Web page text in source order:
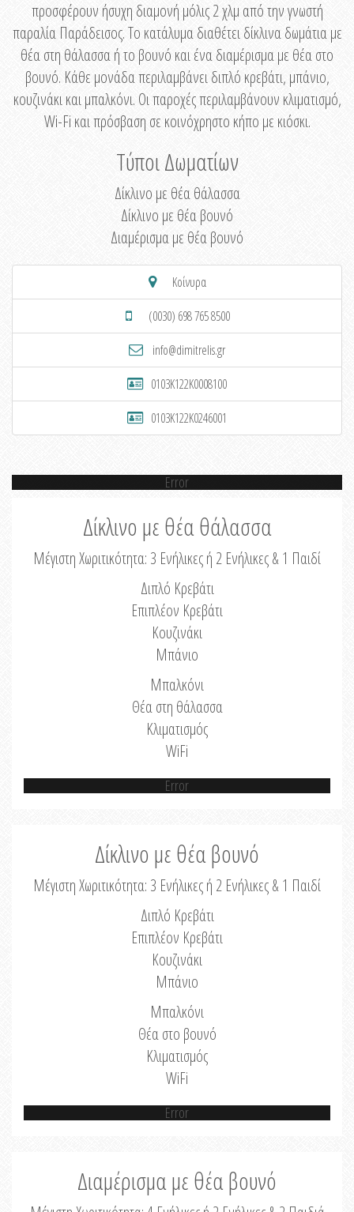
προσφέρουν ήσυχη διαμονή μόλις 2 χλμ από την γνωστή
παραλία Παράδεισος. Το κατάλυμα διαθέτει δίκλινα δωμάτια με
θέα στη θάλασσα ή το βουνό και ένα διαμέρισμα με θέα στο
βουνό. Κάθε μονάδα περιλαμβάνει διπλό κρεβάτι, μπάνιο,
κουζινάκι και μπαλκόνι. Οι παροχές περιλαμβάνουν κλιματισμό,
Wi-Fi και πρόσβαση σε κοινόχρηστο κήπο με κιόσκι.
Τύποι Δωματίων
Δίκλινο με θέα θάλασσα
Δίκλινο με θέα βουνό
Διαμέρισμα με θέα βουνό
Κοίνυρα
(0030) 698 765 8500
info@dimitrelis.gr
0103K122K0008100
0103K122K0246001
Error
Δίκλινο με θέα θάλασσα
Μέγιστη Χωριτικότητα: 3 Ενήλικες ή 2 Ενήλικες & 1 Παιδί
Διπλό Κρεβάτι
Επιπλέον Κρεβάτι
Κουζινάκι
Μπάνιο
Μπαλκόνι
Θέα στη θάλασσα
Κλιματισμός
WiFi
Error
Δίκλινο με θέα βουνό
Μέγιστη Χωριτικότητα: 3 Ενήλικες ή 2 Ενήλικες & 1 Παιδί
Διπλό Κρεβάτι
Επιπλέον Κρεβάτι
Κουζινάκι
Μπάνιο
Μπαλκόνι
Θέα στο βουνό
Κλιματισμός
WiFi
Error
Διαμέρισμα με θέα βουνό